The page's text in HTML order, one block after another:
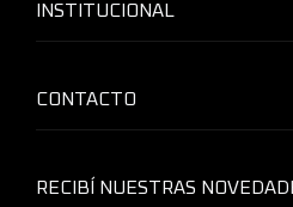
RECIBÍ NUESTRAS
INSTITUCIONAL
CONTACTO